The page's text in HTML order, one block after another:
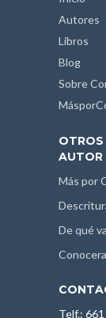
Autores
Libros
Blog
Sobre
OTROS
AUTOR
Más por
De qué
Telf.: